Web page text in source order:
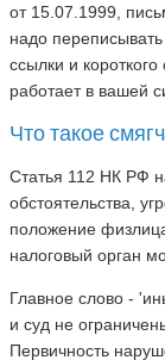
от 15.07.1999,
надо
ссылки и
работает в вашей
Что такое
Статья 112 НК РФ
обстоятельства,
положение
налоговый орган
Главное слово -
и суд не
Первичность